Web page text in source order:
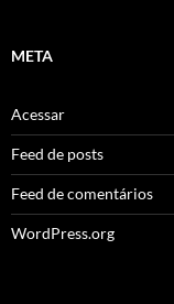
META
Acessar
Feed de posts
Feed de comentários
WordPress.org